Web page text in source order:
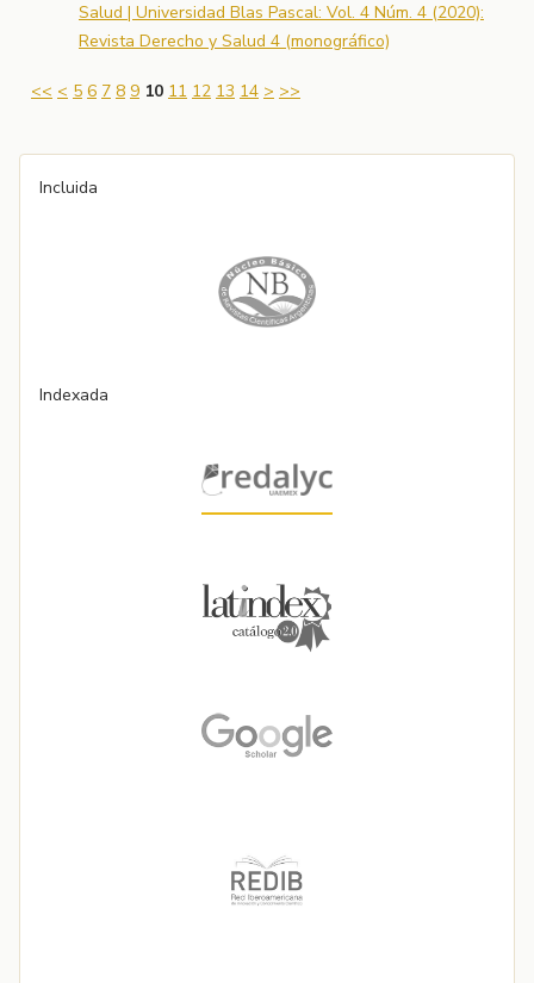
Salud | Universidad Blas Pascal: Vol. 4 Núm. 4 (2020):
Revista Derecho y Salud 4 (monográfico)
<< < 5 6 7 8 9 10 11 12 13 14 > >>
Incluida
Indexada